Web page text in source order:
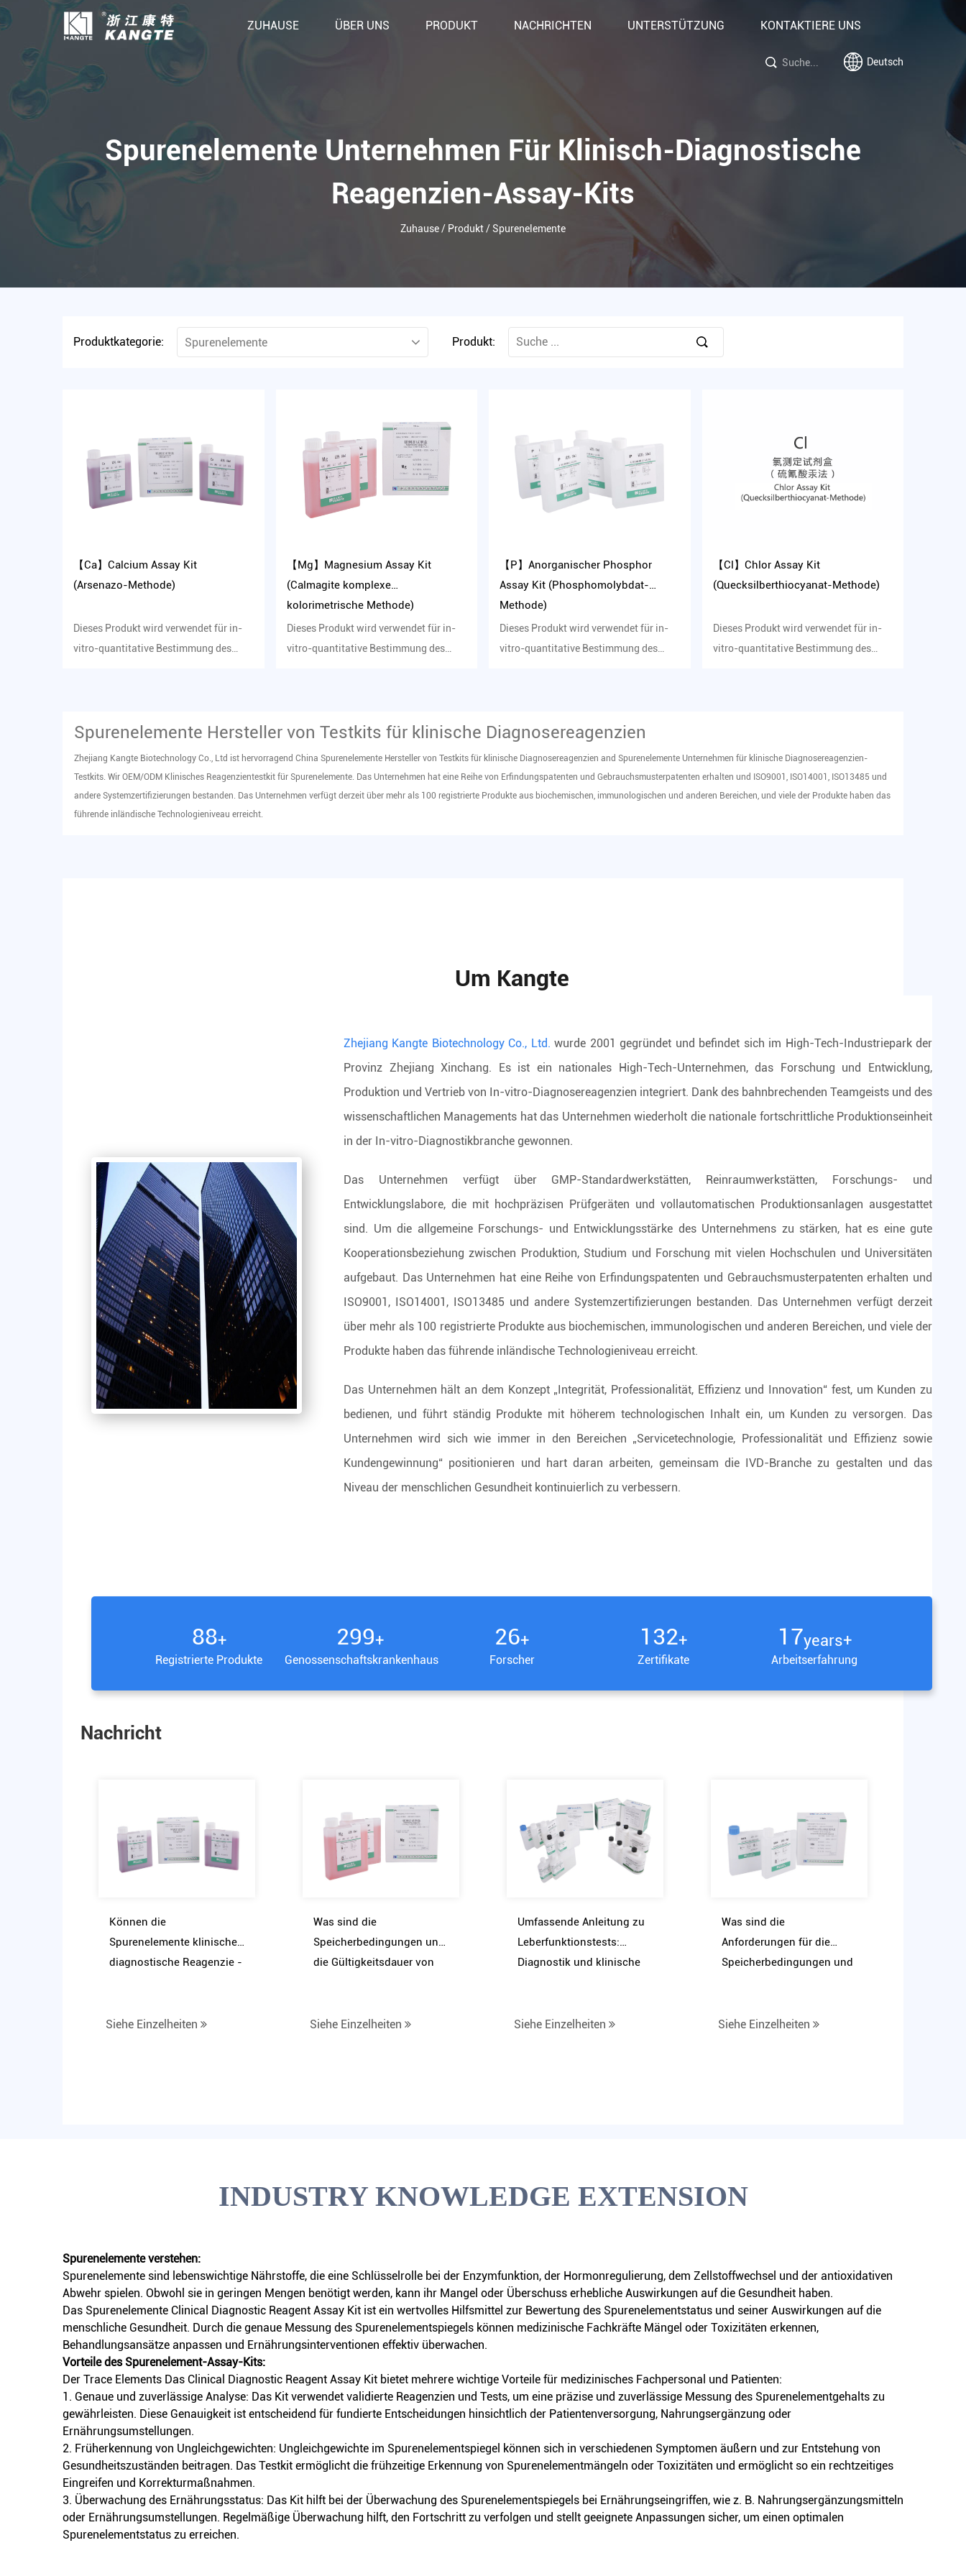
ZUHAUSE ÜBER UNS PRODUKT NACHRICHTEN UNTERSTÜTZUNG KONTAKTIERE UNS
Deutsch
Spurenelemente Unternehmen Für Klinisch-Diagnostische
Reagenzien-Assay-Kits
Zuhause/ Produkt/ Spurenelemente
Produktkategorie: Spurenelemente Produkt:
【Ca】Calcium Assay Kit
(Arsenazo-Methode)
Dieses Produkt wird verwendet für in-
vitro-quantitative Bestimmung des
【Mg】Magnesium Assay Kit
(Calmagite komplexe
kolorimetrische Methode)
Dieses Produkt wird verwendet für in-
vitro-quantitative Bestimmung des
【P】Anorganischer Phosphor
Assay Kit (Phosphomolybdat-
Methode)
Dieses Produkt wird verwendet für in-
vitro-quantitative Bestimmung des
【Cl】Chlor Assay Kit
(Quecksilberthiocyanat-Methode)
Dieses Produkt wird verwendet für in-
vitro-quantitative Bestimmung des
Spurenelemente Hersteller von Testkits für klinische Diagnosereagenzien
Zhejiang Kangte Biotechnology Co., Ltd ist hervorragend China Spurenelemente Hersteller von Testkits für klinische Diagnosereagenzien and Spurenelemente Unternehmen für klinische Diagnosereagenzien-
Testkits. Wir OEM/ODM Klinisches Reagenzientestkit für Spurenelemente. Das Unternehmen hat eine Reihe von Erfindungspatenten und Gebrauchsmusterpatenten erhalten und ISO9001, ISO14001, ISO13485 und
andere Systemzertifizierungen bestanden. Das Unternehmen verfügt derzeit über mehr als 100 registrierte Produkte aus biochemischen, immunologischen und anderen Bereichen, und viele der Produkte haben das
führende inländische Technologieniveau erreicht.
Um Kangte
Zhejiang Kangte Biotechnology Co., Ltd.wurde 2001 gegründet und befindet sich im High-Tech-Industriepark der
Provinz Zhejiang Xinchang. Es ist ein nationales High-Tech-Unternehmen, das Forschung und Entwicklung,
Produktion und Vertrieb von In-vitro-Diagnosereagenzien integriert. Dank des bahnbrechenden Teamgeists und des
wissenschaftlichen Managements hat das Unternehmen wiederholt die nationale fortschrittliche Produktionseinheit
in der In-vitro-Diagnostikbranche gewonnen.
Das Unternehmen verfügt über GMP-Standardwerkstätten, Reinraumwerkstätten, Forschungs- und
Entwicklungslabore, die mit hochpräzisen Prüfgeräten und vollautomatischen Produktionsanlagen ausgestattet
sind. Um die allgemeine Forschungs- und Entwicklungsstärke des Unternehmens zu stärken, hat es eine gute
Kooperationsbeziehung zwischen Produktion, Studium und Forschung mit vielen Hochschulen und Universitäten
aufgebaut. Das Unternehmen hat eine Reihe von Erfindungspatenten und Gebrauchsmusterpatenten erhalten und
ISO9001, ISO14001, ISO13485 und andere Systemzertifizierungen bestanden. Das Unternehmen verfügt derzeit
über mehr als 100 registrierte Produkte aus biochemischen, immunologischen und anderen Bereichen, und viele der
Produkte haben das führende inländische Technologieniveau erreicht.
Das Unternehmen hält an dem Konzept „Integrität, Professionalität, Effizienz und Innovation“ fest, um Kunden zu
bedienen, und führt ständig Produkte mit höherem technologischen Inhalt ein, um Kunden zu versorgen. Das
Unternehmen wird sich wie immer in den Bereichen „Servicetechnologie, Professionalität und Effizienz sowie
Kundengewinnung“ positionieren und hart daran arbeiten, gemeinsam die IVD-Branche zu gestalten und das
Niveau der menschlichen Gesundheit kontinuierlich zu verbessern.
100+
Registrierte Produkte
340+
Genossenschaftskrankenhaus
30+
Forscher
150+
Zertifikate
20years+
Arbeitserfahrung
Nachricht
Können die
Spurenelemente klinische
diagnostische Reagenzie -
Siehe Einzelheiten
Was sind die
Speicherbedingungen und
die Gültigkeitsdauer von
Reagenzie -Assay -Kit?
Siehe Einzelheiten
Umfassende Anleitung zu
Leberfunktionstests:
Diagnostik und klinische
Siehe Einzelheiten
Was sind die
Anforderungen für die
Speicherbedingungen und
Proteine ​​klinisch
Siehe Einzelheiten
INDUSTRY KNOWLEDGE EXTENSION
Spurenelemente verstehen:
Spurenelemente sind lebenswichtige Nährstoffe, die eine Schlüsselrolle bei der Enzymfunktion, der Hormonregulierung, dem Zellstoffwechsel und der antioxidativen
Abwehr spielen. Obwohl sie in geringen Mengen benötigt werden, kann ihr Mangel oder Überschuss erhebliche Auswirkungen auf die Gesundheit haben.
Das Spurenelemente Clinical Diagnostic Reagent Assay Kit ist ein wertvolles Hilfsmittel zur Bewertung des Spurenelementstatus und seiner Auswirkungen auf die
menschliche Gesundheit. Durch die genaue Messung des Spurenelementspiegels können medizinische Fachkräfte Mängel oder Toxizitäten erkennen,
Behandlungsansätze anpassen und Ernährungsinterventionen effektiv überwachen.
Vorteile des Spurenelement-Assay-Kits:
Der Trace Elements Das Clinical Diagnostic Reagent Assay Kit bietet mehrere wichtige Vorteile für medizinisches Fachpersonal und Patienten:
1. Genaue und zuverlässige Analyse: Das Kit verwendet validierte Reagenzien und Tests, um eine präzise und zuverlässige Messung des Spurenelementgehalts zu
gewährleisten. Diese Genauigkeit ist entscheidend für fundierte Entscheidungen hinsichtlich der Patientenversorgung, Nahrungsergänzung oder
Ernährungsumstellungen.
2. Früherkennung von Ungleichgewichten: Ungleichgewichte im Spurenelementspiegel können sich in verschiedenen Symptomen äußern und zur Entstehung von
Gesundheitszuständen beitragen. Das Testkit ermöglicht die frühzeitige Erkennung von Spurenelementmängeln oder Toxizitäten und ermöglicht so ein rechtzeitiges
Eingreifen und Korrekturmaßnahmen.
3. Überwachung des Ernährungsstatus: Das Kit hilft bei der Überwachung des Spurenelementspiegels bei Ernährungseingriffen, wie z. B. Nahrungsergänzungsmitteln
oder Ernährungsumstellungen. Regelmäßige Überwachung hilft, den Fortschritt zu verfolgen und stellt geeignete Anpassungen sicher, um einen optimalen
Spurenelementstatus zu erreichen.